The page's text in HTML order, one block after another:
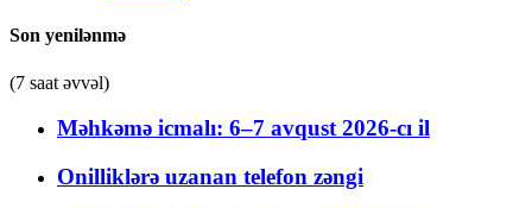
Son yenilənmə
(7 saat əvvəl)
Məhkəmə icmalı: 6–7 avqust 2026-cı il
Onilliklərə uzanan telefon zəngi